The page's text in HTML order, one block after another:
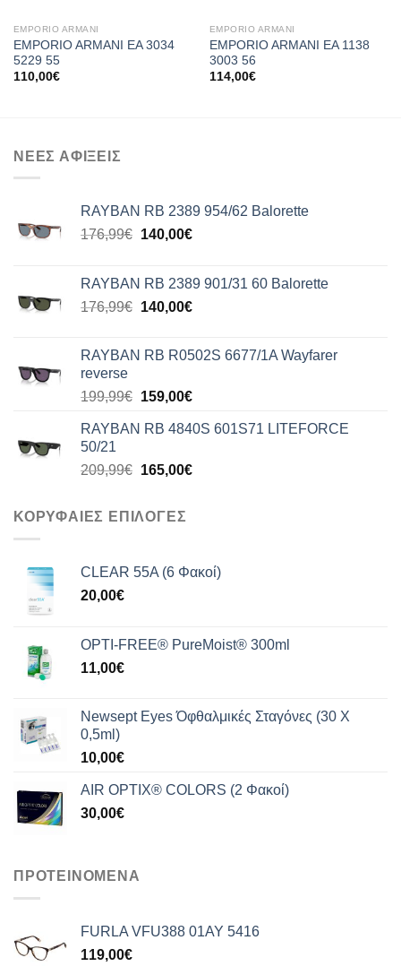
EMPORIO ARMANI
EMPORIO ARMANI EA 3034
5229 55
110,00€
EMPORIO ARMANI
EMPORIO ARMANI EA 1138
3003 56
114,00€
ΝΕΕΣ ΑΦΙΞΕΙΣ
RAYBAN RB 2389 954/62 Balorette
176,99€ Original
176,99€.
140,00€Η
είναι:
140,00€.
RAYBAN RB 2389 901/31 60 Balorette
176,99€ Original
176,99€.
140,00€Η
είναι:
RAYBAN RB R0502S 6677/1A Wayfarer
reverse
199,99€ Original
was:
159,00€Η
τιμή
159,00€.
RAYBAN RB 4840S 601S71 LITEFORCE
50/21
209,99€ Original
was:
209,99€.
165,00€Η
ΚΟΡΥΦΑΙΕΣ ΕΠΙΛΟΓΕΣ
CLEAR 55A (6 Φακοί)
20,00€
OPTI-FREE® PureMoist® 300ml
11,00€
Newsept Eyes Όφθαλμικές Σταγόνες (30 Χ
0,5ml)
10,00€
AIR OPTIX® COLORS (2 Φακοί)
30,00€
ΠΡΟΤΕΙΝΟΜΕΝΑ
FURLA VFU388 01AY 5416
119,00€